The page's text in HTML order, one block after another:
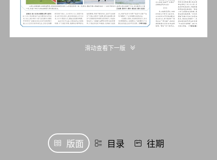
滑动查看下一版
版面 目录 往期